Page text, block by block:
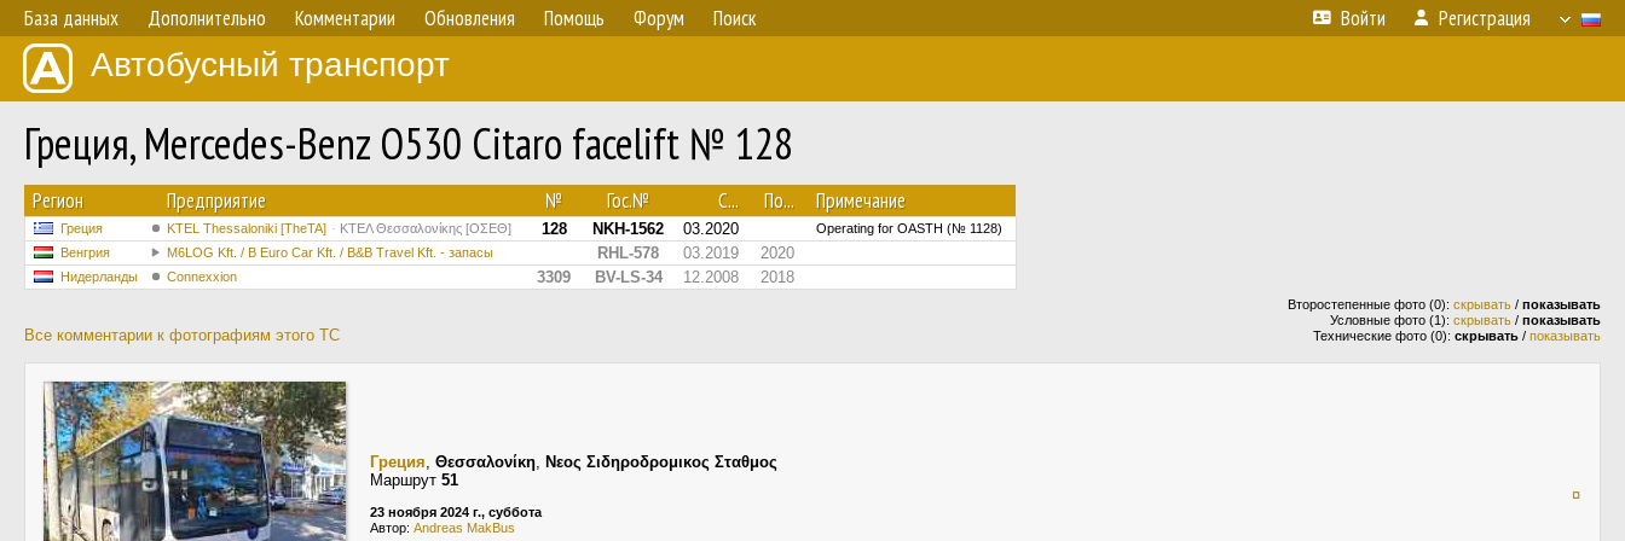
База данных Дополнительно Комментарии Обновления Помощь Форум Поиск Войти Регистрация
Автобусный транспорт
Греция, Mercedes-Benz O530 Citaro facelift № 128
Регион Предприятие № Гос.№ С... По... Примечание
Греция KTEL Thessaloniki [TheTA] ΚΤΕΛ Θεσσαλονίκης [ΟΣΕΘ] 128 NKH-1562 03.2020
Operating for OASTH (№ 1128)
Венгрия
M6LOG Kft. / B Euro Car Kft. / B&B Travel Kft. - запасы RHL-578 03.2019 2020
Нидерланды Connexxion 3309 BV-LS-34 12.2008 2018
Все комментарии к фотографиям этого ТС
Второстепенные фото (0): скрывать / показывать
Условные фото (1): скрывать / показывать
Технические фото (0): скрывать / показывать
Греция, Θεσσαλονίκη, Νεος Σιδηροδρομικος Σταθμος
Маршрут 51
23 ноября 2024 г., суббота
Автор: Andreas MakBus
¤